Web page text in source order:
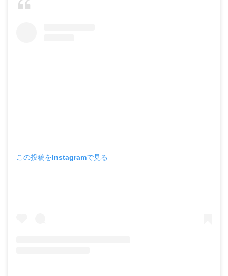
この投稿をInstagramで見る